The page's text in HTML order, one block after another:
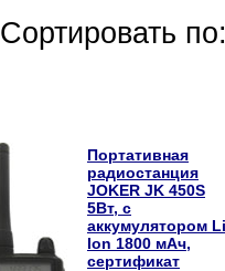
Сортировать
Портативная
радиостанция
JOKER JK 450S
5Вт, с
аккумулятором
Ion 1800 мАч,
сертификат